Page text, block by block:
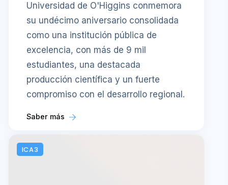
Universidad de O'Higgins conmemora
su undécimo aniversario consolidada
como una institución pública de
excelencia, con más de 9 mil
estudiantes, una destacada
producción científica y un fuerte
compromiso con el desarrollo regional.
Saber más
ICA3